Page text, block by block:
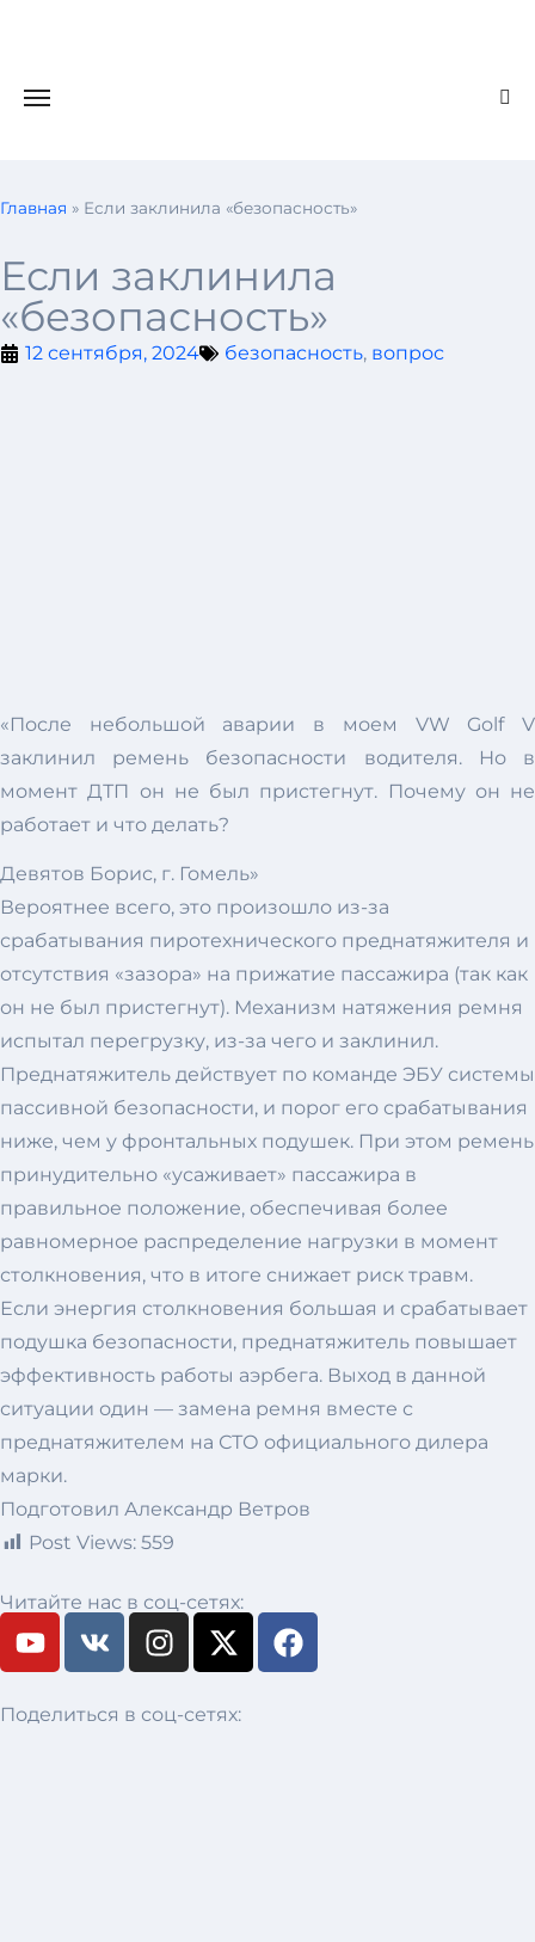
Главная » Если заклинила «безопасность»
Если заклинила
«безопасность»
12 сентября, 2024 безопасность, вопрос
«После небольшой аварии в моем VW Golf V
заклинил ремень безопасности водителя. Но в
момент ДТП он не был пристегнут. Почему он не
работает и что делать?
Девятов Борис, г. Гомель»
Вероятнее всего, это произошло из-за
срабатывания пиротехнического преднатяжителя и
отсутствия «зазора» на прижатие пассажира (так как
он не был пристегнут). Механизм натяжения ремня
испытал перегрузку, из-за чего и заклинил.
Преднатяжитель действует по команде ЭБУ системы
пассивной безопасности, и порог его срабатывания
ниже, чем у фронтальных подушек. При этом ремень
принудительно «усаживает» пассажира в
правильное положение, обеспечивая более
равномерное распределение нагрузки в момент
столкновения, что в итоге снижает риск травм.
Если энергия столкновения большая и срабатывает
подушка безопасности, преднатяжитель повышает
эффективность работы аэрбега. Выход в данной
ситуации один — замена ремня вместе с
преднатяжителем на СТО официального дилера
марки.
Подготовил Александр Ветров
Post Views: 559
Читайте нас в соц-сетях:
Поделиться в соц-сетях: